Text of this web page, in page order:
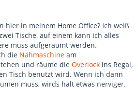
hier in meinem Home Office? Ich weiß
Tische, auf einem kann ich alles
muss aufgeräumt werden.
die Nähmaschine am
und räume die Overlock ins Regal,
Tisch benutzt wird. Wenn ich dann
muss, wirds halt etwas nerviger.